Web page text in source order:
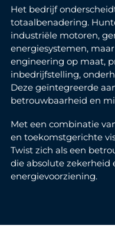
Het bedrijf
totaalbenadering.
industriële motoren,
energiesystemen,
engineering op maat,
inbedrijfstelling,
Deze geïntegreerde
betrouwbaarheid en
Met een combinatie
en toekomstgerichte
Twist zich als een
die absolute zekerheid
energievoorziening.